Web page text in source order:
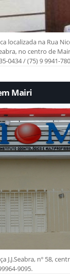
localizada na Rua
no centro de
0434 / (75) 9 9941-
Mairi
J.J.Seabra, nº 58,
9095.